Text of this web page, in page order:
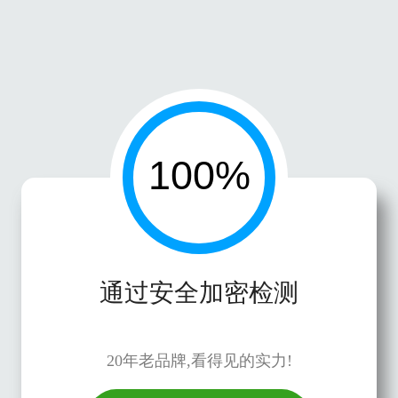
通过安全加密检测
20年老品牌,看得见的实力!